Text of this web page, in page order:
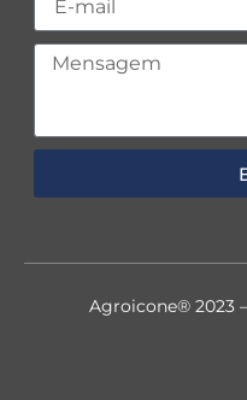
Agroicone® 2023 –